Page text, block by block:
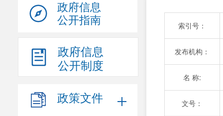
政府信息
公开指南
政府信息
公开制度
政策文件
索引号：
发布机构：
名 称:
文号：